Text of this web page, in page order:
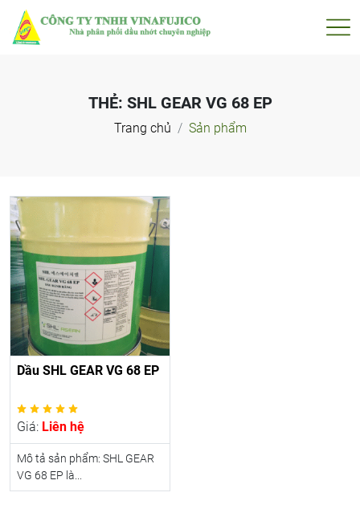
THẺ: SHL GEAR VG 68 EP
Trang chủ Sản phẩm
Dầu SHL GEAR VG 68 EP
Giá: Liên hệ
Mô tả sản phẩm: SHL GEAR
VG 68 EP là...